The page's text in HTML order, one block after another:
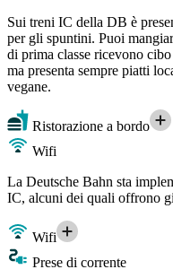
Sui treni IC della DB è
per gli spuntini. Puoi
di prima classe ricevono
ma presenta sempre piatti
vegane.
Ristorazione a bordo
Wifi
La Deutsche Bahn sta
IC, alcuni dei quali offrono
Wifi
Prese di corrente